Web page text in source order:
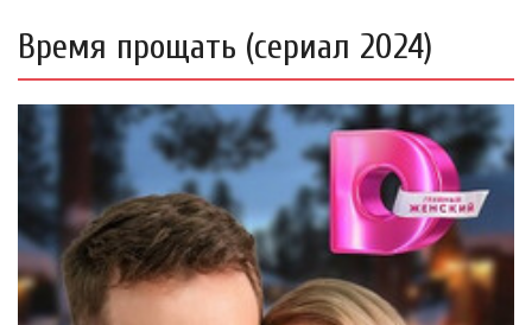
Время прощать (сериал 2024)